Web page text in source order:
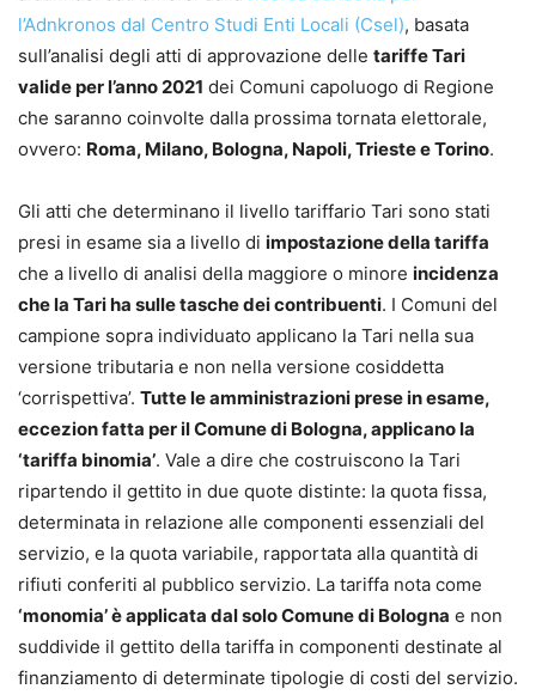
l’Adnkronos dal Centro Studi Enti Locali (Csel), basata
sull’analisi degli atti di approvazione delle tariffe Tari
valide per l’anno 2021 dei Comuni capoluogo di Regione
che saranno coinvolte dalla prossima tornata elettorale,
ovvero: Roma, Milano, Bologna, Napoli, Trieste e Torino.
Gli atti che determinano il livello tariffario Tari sono stati
presi in esame sia a livello di impostazione della tariffa
che a livello di analisi della maggiore o minore incidenza
che la Tari ha sulle tasche dei contribuenti. I Comuni del
campione sopra individuato applicano la Tari nella sua
versione tributaria e non nella versione cosiddetta
‘corrispettiva’. Tutte le amministrazioni prese in esame,
eccezion fatta per il Comune di Bologna, applicano la
‘tariffa binomia’. Vale a dire che costruiscono la Tari
ripartendo il gettito in due quote distinte: la quota fissa,
determinata in relazione alle componenti essenziali del
servizio, e la quota variabile, rapportata alla quantità di
rifiuti conferiti al pubblico servizio. La tariffa nota come
‘monomia’ è applicata dal solo Comune di Bologna e non
suddivide il gettito della tariffa in componenti destinate al
finanziamento di determinate tipologie di costi del servizio.